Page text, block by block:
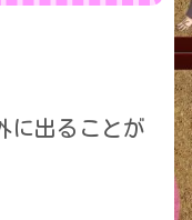
に出ることが